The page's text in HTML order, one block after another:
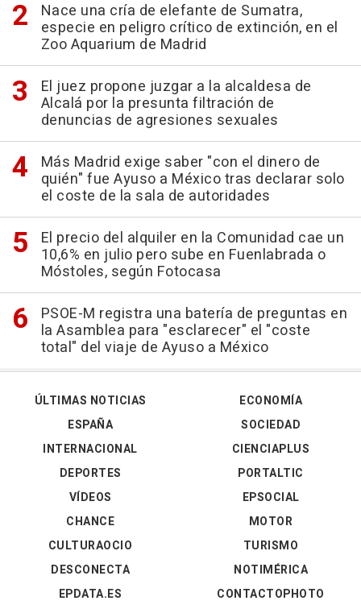
Nace una cría de elefante de Sumatra,
especie en peligro crítico de extinción, en el
Zoo Aquarium de Madrid
El juez propone juzgar a la alcaldesa de
Alcalá por la presunta filtración de
denuncias de agresiones sexuales
Más Madrid exige saber "con el dinero de
quién" fue Ayuso a México tras declarar solo
el coste de la sala de autoridades
El precio del alquiler en la Comunidad cae un
10,6% en julio pero sube en Fuenlabrada o
Móstoles, según Fotocasa
PSOE-M registra una batería de preguntas en
la Asamblea para "esclarecer" el "coste
total" del viaje de Ayuso a México
ÚLTIMAS NOTICIAS
ESPAÑA
INTERNACIONAL
DEPORTES
VÍDEOS
ECONOMÍA
SOCIEDAD
CIENCIAPLUS
PORTALTIC
EPSOCIAL
CHANCE
CULTURAOCIO
DESCONECTA
EPDATA.ES
MOTOR
TURISMO
NOTIMÉRICA
CONTACTOPHOTO